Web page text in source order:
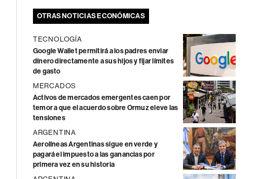
OTRAS NOTICIAS ECONÓMICAS
TECNOLOGÍA
Google Wallet permitirá a los padres enviar
dinero directamente a sus hijos y fijar límites
de gasto
MERCADOS
Activos de mercados emergentes caen por
temor a que el acuerdo sobre Ormuz eleve las
tensiones
ARGENTINA
Aerolíneas Argentinas sigue en verde y
pagará el impuesto a las ganancias por
primera vez en su historia